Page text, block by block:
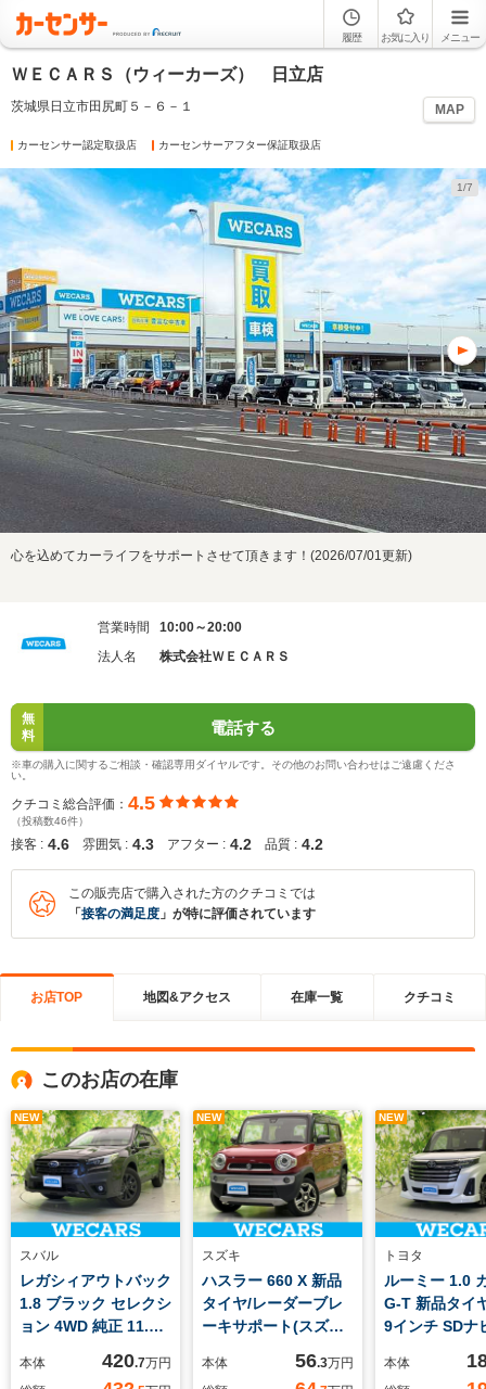
履歴 お気に入り メニュー
ＷＥＣＡＲＳ（ウィーカーズ） 日立店
茨城県日立市田尻町５－６－１ MAP
カーセンサー認定取扱店 カーセンサーアフター保証取扱店
1/7
心を込めてカーライフをサポートさせて頂きます！(2026/07/01更新)
営業時間
10:00～20:00
法人名
株式会社ＷＥＣＡＲＳ
無
料
電話する
※車の購入に関するご相談・確認専用ダイヤルです。その他のお問い合わせはご遠慮くださ
い。
クチコミ総合評価： 4.5
（投稿数46件）
接客 : 4.6 雰囲気 : 4.3 アフター : 4.2 品質 : 4.2
この販売店で購入された方のクチコミでは
「 接客の満足度 」が特に評価されています
お店TOP 地図&アクセス 在庫一覧 クチコミ
このお店の在庫
NEW
スバル
レガシィアウトバック
1.8 ブラック セレクシ
ョン 4WD 純正 11.6
トリヤビューミラー/
本体 420.7万円
NEW
スズキ
ハスラー 660 X 新品
タイヤ/レーダーブレ
ーキサポート(スズキ)/
席/ヘッドランプ
本体 56.3万円
NEW
トヨタ
ルーミー 1.0
G-T 新品タイ
9インチ SDナ
ライドドア/パ
本体